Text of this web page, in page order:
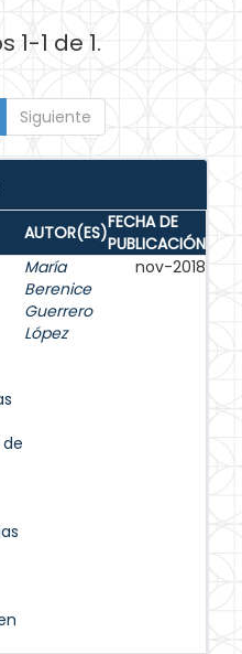
1-1 de 1.
Siguiente
AUTOR(ES)FECHA DE
PUBLICACIÓN
María
Berenice
Guerrero
López
nov-2018